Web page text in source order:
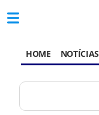
HOME NOTÍCIAS